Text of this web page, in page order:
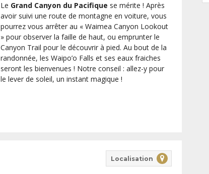
Le Grand Canyon du Pacifique se mérite ! Après
avoir suivi une route de montagne en voiture, vous
pourrez vous arrêter au « Waimea Canyon Lookout
» pour observer la faille de haut, ou emprunter le
Canyon Trail pour le découvrir à pied. Au bout de la
randonnée, les Waipo’o Falls et ses eaux fraiches
seront les bienvenues ! Notre conseil : allez-y pour
le lever de soleil, un instant magique !
Localisation